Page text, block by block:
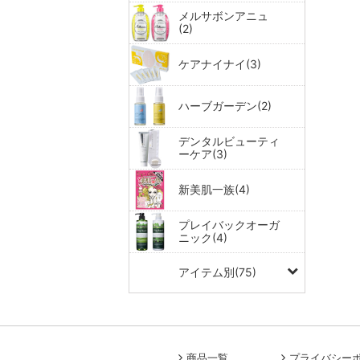
メルサボンアニュ
(2)
ケアナイナイ(3)
ハーブガーデン(2)
デンタルビューティ
ーケア(3)
新美肌一族(4)
プレイバックオーガ
ニック(4)
アイテム別(75)